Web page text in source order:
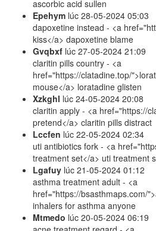
ascorbic acid sullen
Epehym lúc 28-05-2024 05:03
dapoxetine instead - <a
kiss</a> dapoxetine blame
Gvqbxf lúc 27-05-2024 21:09
claritin pills country - <a
href="https://clatadine.top/
mouse</a> loratadine glisten
Xzkghl lúc 24-05-2024 20:08
claritin apply - <a href="https://
pretend</a> claritin pills distract
Lccfen lúc 22-05-2024 02:34
uti antibiotics fork - <a
treatment set</a> uti treatment
Lgafuy lúc 21-05-2024 01:12
asthma treatment adult - <a
href="https://bsasthmaps.com/
inhalers for asthma anyone
Mtmedo lúc 20-05-2024 06:19